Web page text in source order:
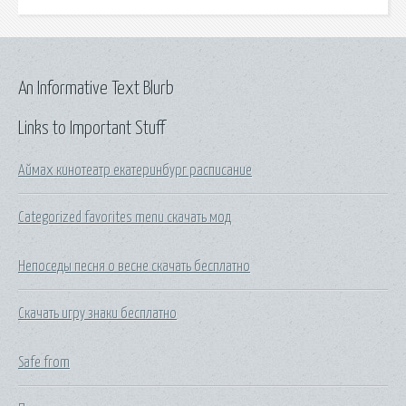
Links to Important Stuff
Аймах кинотеатр екатеринбург расписание
Categorized favorites menu скачать мод
Непоседы песня о весне скачать бесплатно
Скачать игру знаки бесплатно
Safe from
An Informative Text Blurb